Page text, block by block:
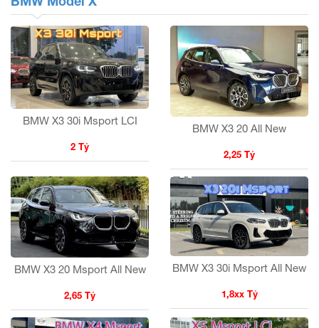
BMW X3 30i Msport LCI
2 Tỷ
BMW X3 20 All New
2,25 Tỷ
BMW X3 20 Msport All New
2,65 Tỷ
BMW X3 30i Msport All New
1,8xx Tỷ